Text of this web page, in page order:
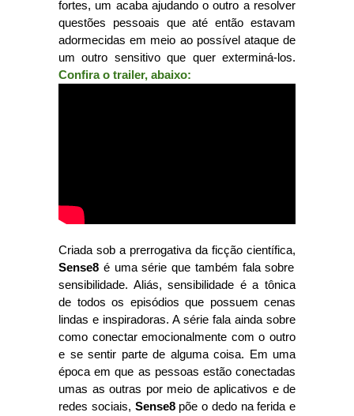
fortes, um acaba ajudando o outro a resolver
questões pessoais que até então estavam
adormecidas em meio ao possível ataque de
um outro sensitivo que quer exterminá-los.
Confira o trailer, abaixo:
Criada sob a prerrogativa da ficção científica,
Sense8 é uma série que também fala sobre
sensibilidade. Aliás, sensibilidade é a tônica
de todos os episódios que possuem cenas
lindas e inspiradoras. A série fala ainda sobre
como conectar emocionalmente com o outro
e se sentir parte de alguma coisa. Em uma
época em que as pessoas estão conectadas
umas as outras por meio de aplicativos e de
redes sociais, Sense8põe o dedo na ferida e